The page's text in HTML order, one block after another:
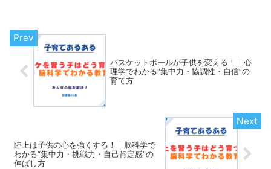
バスケットボールが子供を変える！｜心
理学でわかる“集中力・協調性・自信”の
育て方
陸上は子供の心を強くする！｜脳科学で
わかる“集中力・挑戦力・自己肯定感”の
伸ばし方